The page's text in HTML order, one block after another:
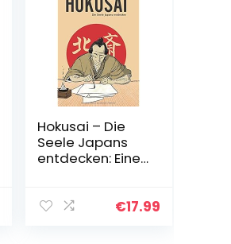
Hokusai – Die
Seele Japans
entdecken: Eine
€17.99